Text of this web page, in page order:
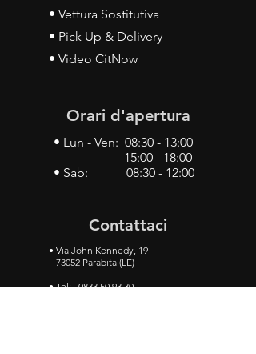
• Vettura Sostitutiva
• Pick Up & Delivery
• Video CitNow
Orari d'apertura
• Lun - Ven: 08:30 - 13:00
15:00 - 18:00
• Sab: 08:30 - 12:00
Contattaci
• Via John Kennedy, 19
73052 Parabita (LE)
• Tel:0833 50 93 30